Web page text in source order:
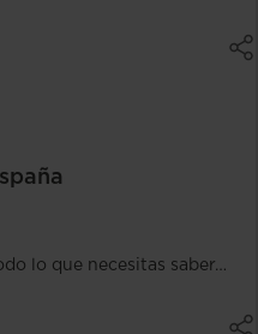
lo que necesitas saber…